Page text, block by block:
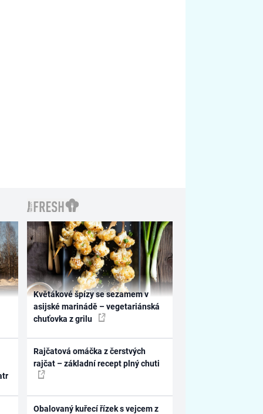
Květákové špízy se sezamem v
asijské marinádě – vegetariánská
chuťovka z grilu
Rajčatová omáčka z čerstvých
rajčat – základní recept plný chuti
Obalovaný kuřecí řízek s vejcem z